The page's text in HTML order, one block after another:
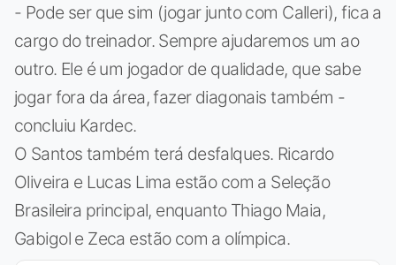
- Pode ser que sim (jogar junto com Calleri), fica a
cargo do treinador. Sempre ajudaremos um ao
outro. Ele é um jogador de qualidade, que sabe
jogar fora da área, fazer diagonais também -
concluiu Kardec.
O Santos também terá desfalques. Ricardo
Oliveira e Lucas Lima estão com a Seleção
Brasileira principal, enquanto Thiago Maia,
Gabigol e Zeca estão com a olímpica.